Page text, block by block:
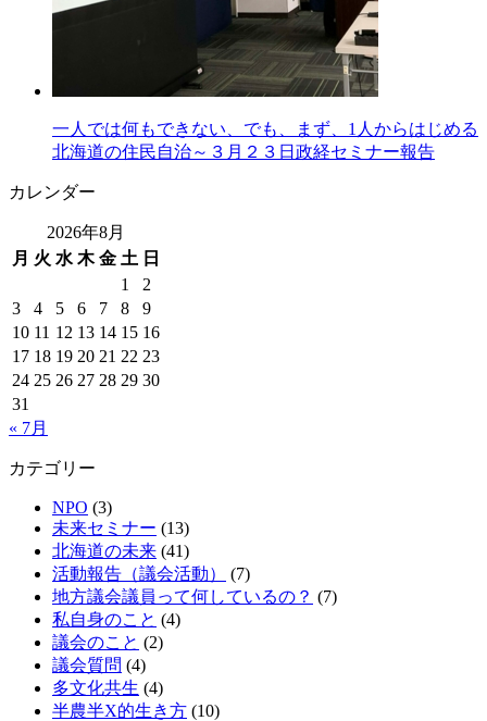
一人では何もできない、でも、まず、1人からはじめる
北海道の住民自治～３月２３日政経セミナー報告
カレンダー
2026年8月
月 火 水 木 金 土 日
1
2
3
4 5 6 7 8
9
10 11 12 13 14 15 16
17 18 19 20 21 22 23
24 25 26 27 28 29 30
31
« 7月
カテゴリー
NPO (3)
未来セミナー (13)
北海道の未来 (41)
活動報告（議会活動）
(7)
地方議会議員って何しているの？ (7)
私自身のこと (4)
議会のこと (2)
議会質問 (4)
多文化共生 (4)
半農半X的生き方 (10)